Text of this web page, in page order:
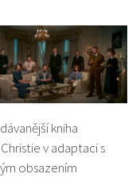
kniha
v adaptaci s
obsazením